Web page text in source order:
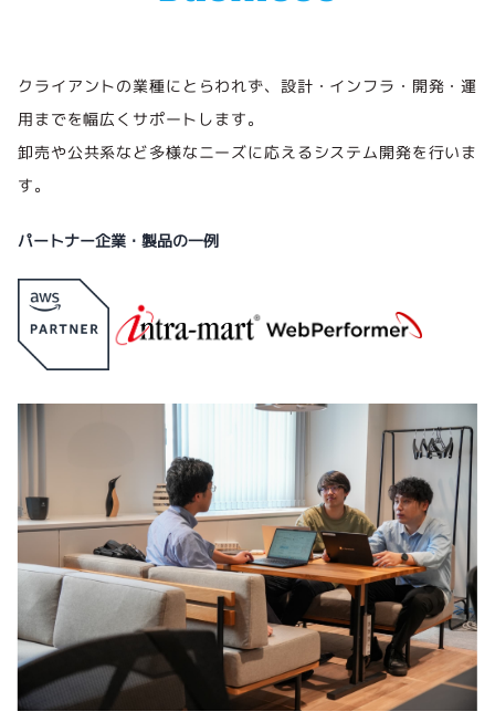
クライアントの業種にとらわれず、設計・インフラ・開発・運
用までを幅広くサポートします。
卸売や公共系など多様なニーズに応えるシステム開発を行いま
す。
パートナー企業・製品の一例